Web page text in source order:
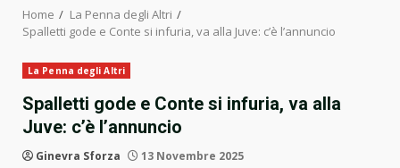
Home
La Penna degli Altri
Spalletti gode e Conte si infuria, va alla Juve: c’è l’annuncio
La Penna degli Altri
Spalletti gode e Conte si infuria, va alla
Juve: c’è l’annuncio
Ginevra Sforza 13 Novembre 2025